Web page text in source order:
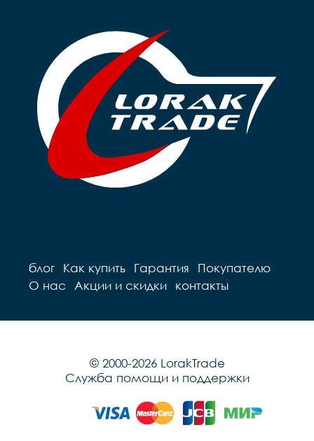
блог Как купить Гарантия
Покупателю
О нас
Акции и скидки контакты
© 2000-2026 LorakTrade
Служба помощи и поддержки